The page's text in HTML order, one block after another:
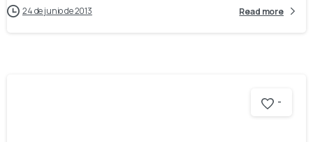
24 de junio de 2013 Read more
-